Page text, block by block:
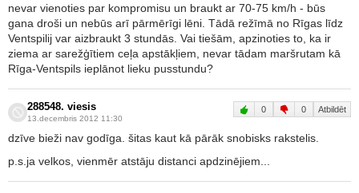
nevar vienoties par kompromisu un braukt ar 70-75 km/h - būs
gana droši un nebūs arī pārmērīgi lēni. Tādā režīmā no Rīgas līdz
Ventspilij var aizbraukt 3 stundās. Vai tiešām, apzinoties to, ka ir
ziema ar sarežģītiem ceļa apstākļiem, nevar tādam maršrutam kā
Rīga-Ventspils ieplānot lieku pusstundu?
288548. viesis
13.decembris 2012 11:30
0 0 Atbildēt
dzīve bieži nav godīga. šitas kaut kā pārāk snobisks rakstelis.
p.s.ja velkos, vienmēr atstāju distanci apdzinējiem...